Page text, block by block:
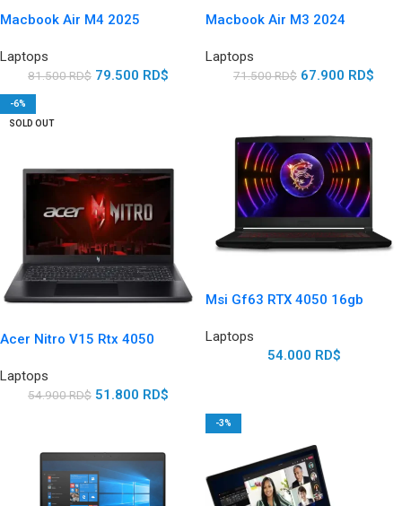
Macbook Air M4 2025
Laptops
81.500RD$ 79.500 RD$
Macbook Air M3 2024
Laptops
71.500RD$ 67.900 RD$
-6%
SOLD OUT
Acer Nitro V15 Rtx 4050
Laptops
54.900RD$ 51.800 RD$
Msi Gf63 RTX 4050 16gb
Laptops
54.000 RD$
-3%